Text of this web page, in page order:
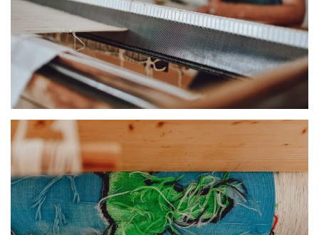
Tissage Atelier Cc Brindelaine